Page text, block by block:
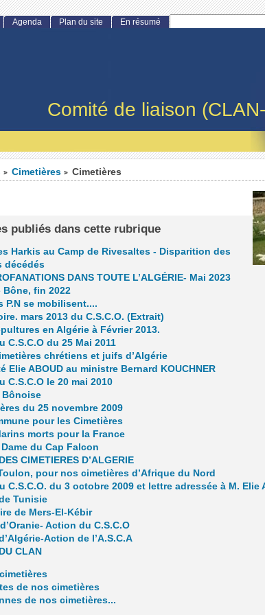
Comité de liaison
> Cimetières > Cimetières
publiés dans cette rubrique
Harkis au Camp de Rivesaltes - Disparition des
décédés
DANS TOUTE L’ALGÉRIE- Mai 2023
Bône, fin 2022
P.N se mobilisent....
mars 2013 du C.S.C.O. (Extrait)
en Algérie à Février 2013.
C.S.C.O du 25 Mai 2011
chrétiens et juifs d’Algérie
Elie ABOUD au ministre Bernard KOUCHNER
C.S.C.O le 20 mai 2010
Bônoise
du 25 novembre 2009
pour les Cimetières
morts pour la France
du Cap Falcon
CIMETIERES D’ALGERIE
pour nos cimetières d’Afrique du Nord
C.S.C.O. du 3 octobre 2009 et lettre adressée à M. Elie
Tunisie
de Mers-El-Kébir
Action du C.S.C.O
Action de l’A.S.C.A
CLAN
de nos cimetières
de nos cimetières...
Agenda Plan du site En résumé